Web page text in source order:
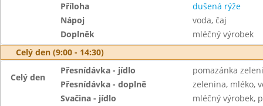
Příloha
dušená rýže
Nápoj
voda, čaj
Doplněk
mléčný výrobek
Celý den (9:00 - 14:30)
Celý den
Přesnídávka - jídlo
pomazánka
Přesnídávka - doplně
zelenina, mléko,
Svačina - jídlo
mléčný výrobek,